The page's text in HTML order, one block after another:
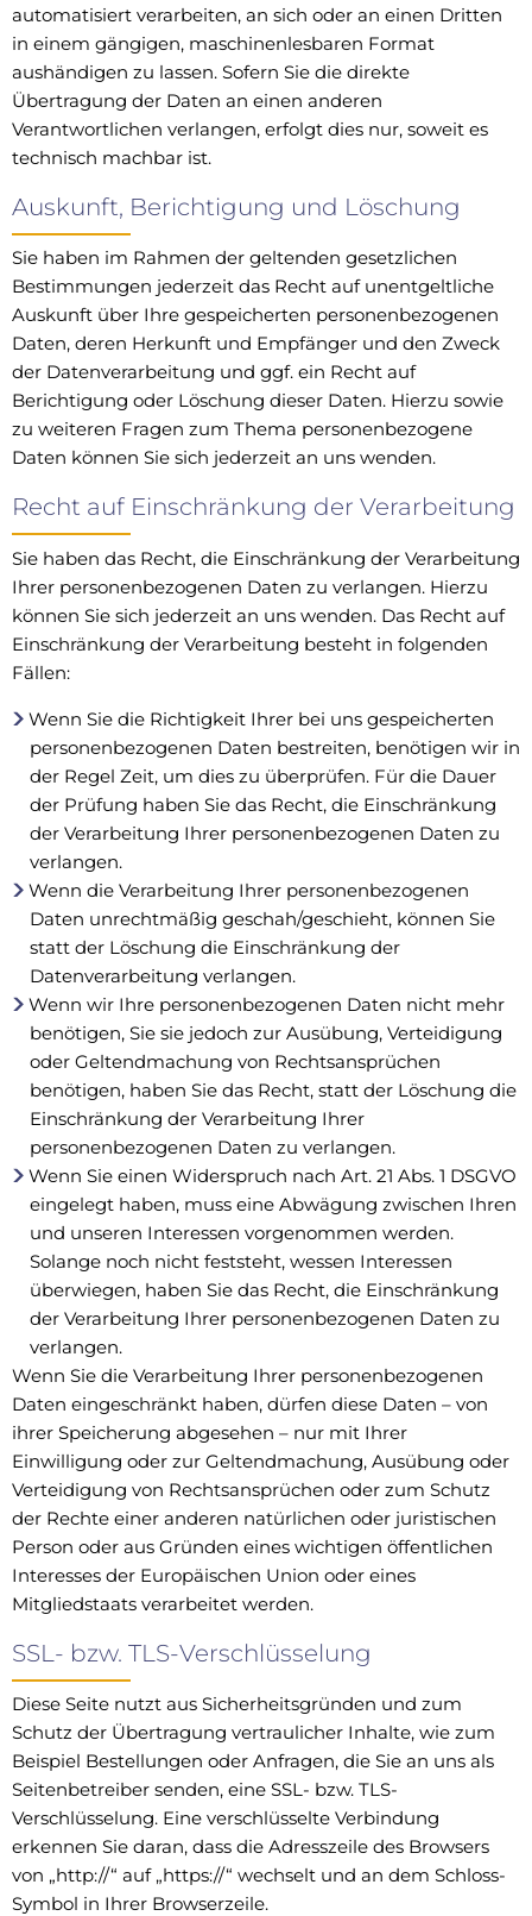
automatisiert verarbeiten, an sich oder an einen Dritten
in einem gängigen, maschinenlesbaren Format
aushändigen zu lassen. Sofern Sie die direkte
Übertragung der Daten an einen anderen
Verantwortlichen verlangen, erfolgt dies nur, soweit es
technisch machbar ist.
Auskunft, Berichtigung und Löschung
Sie haben im Rahmen der geltenden gesetzlichen
Bestimmungen jederzeit das Recht auf unentgeltliche
Auskunft über Ihre gespeicherten personenbezogenen
Daten, deren Herkunft und Empfänger und den Zweck
der Datenverarbeitung und ggf. ein Recht auf
Berichtigung oder Löschung dieser Daten. Hierzu sowie
zu weiteren Fragen zum Thema personenbezogene
Daten können Sie sich jederzeit an uns wenden.
Recht auf Einschränkung der Verarbeitung
Sie haben das Recht, die Einschränkung der Verarbeitung
Ihrer personenbezogenen Daten zu verlangen. Hierzu
können Sie sich jederzeit an uns wenden. Das Recht auf
Einschränkung der Verarbeitung besteht in folgenden
Fällen:
Wenn Sie die Richtigkeit Ihrer bei uns gespeicherten
personenbezogenen Daten bestreiten, benötigen wir in
der Regel Zeit, um dies zu überprüfen. Für die Dauer
der Prüfung haben Sie das Recht, die Einschränkung
der Verarbeitung Ihrer personenbezogenen Daten zu
verlangen.
Wenn die Verarbeitung Ihrer personenbezogenen
Daten unrechtmäßig geschah/geschieht, können Sie
statt der Löschung die Einschränkung der
Datenverarbeitung verlangen.
Wenn wir Ihre personenbezogenen Daten nicht mehr
benötigen, Sie sie jedoch zur Ausübung, Verteidigung
oder Geltendmachung von Rechtsansprüchen
benötigen, haben Sie das Recht, statt der Löschung die
Einschränkung der Verarbeitung Ihrer
personenbezogenen Daten zu verlangen.
Wenn Sie einen Widerspruch nach Art. 21 Abs. 1 DSGVO
eingelegt haben, muss eine Abwägung zwischen Ihren
und unseren Interessen vorgenommen werden.
Solange noch nicht feststeht, wessen Interessen
überwiegen, haben Sie das Recht, die Einschränkung
der Verarbeitung Ihrer personenbezogenen Daten zu
verlangen.
Wenn Sie die Verarbeitung Ihrer personenbezogenen
Daten eingeschränkt haben, dürfen diese Daten – von
ihrer Speicherung abgesehen – nur mit Ihrer
Einwilligung oder zur Geltendmachung, Ausübung oder
Verteidigung von Rechtsansprüchen oder zum Schutz
der Rechte einer anderen natürlichen oder juristischen
Person oder aus Gründen eines wichtigen öffentlichen
Interesses der Europäischen Union oder eines
Mitgliedstaats verarbeitet werden.
SSL- bzw. TLS-Verschlüsselung
Diese Seite nutzt aus Sicherheitsgründen und zum
Schutz der Übertragung vertraulicher Inhalte, wie zum
Beispiel Bestellungen oder Anfragen, die Sie an uns als
Seitenbetreiber senden, eine SSL- bzw. TLS-
Verschlüsselung. Eine verschlüsselte Verbindung
erkennen Sie daran, dass die Adresszeile des Browsers
von „http://“ auf „https://“ wechselt und an dem Schloss-
Symbol in Ihrer Browserzeile.